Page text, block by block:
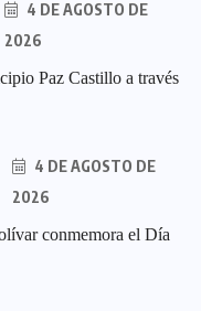
4 DE AGOSTO DE
2026
Paz Castillo a través
4 DE AGOSTO DE
2026
conmemora el Día